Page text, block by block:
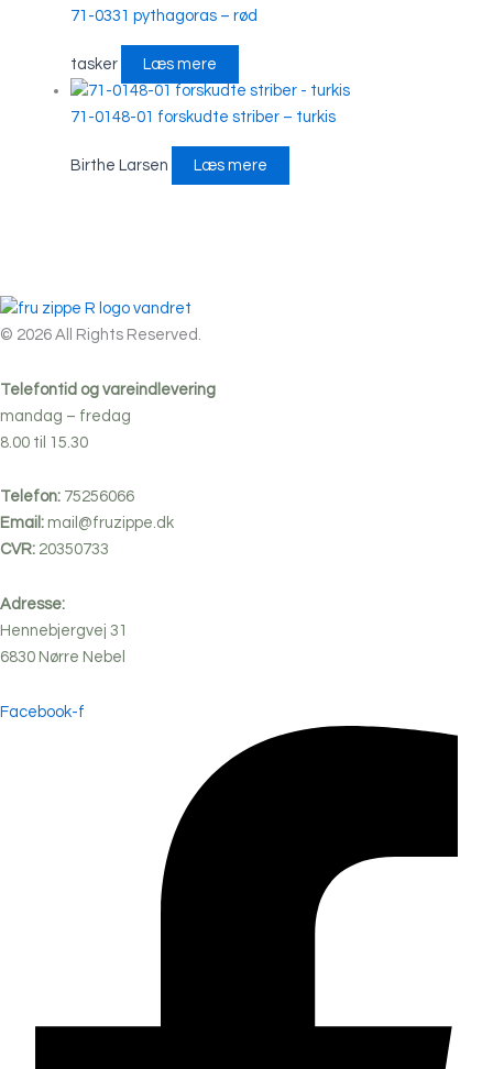
71-0331 pythagoras – rød
tasker Læs mere
71-0148-01 forskudte striber – turkis
Birthe Larsen Læs mere
© 2026 All Rights Reserved.
Telefontid og vareindlevering
mandag – fredag
8.00 til 15.30
Telefon: 75256066
Email: mail@fruzippe.dk
CVR: 20350733
Adresse:
Hennebjergvej 31
6830 Nørre Nebel
Facebook-f